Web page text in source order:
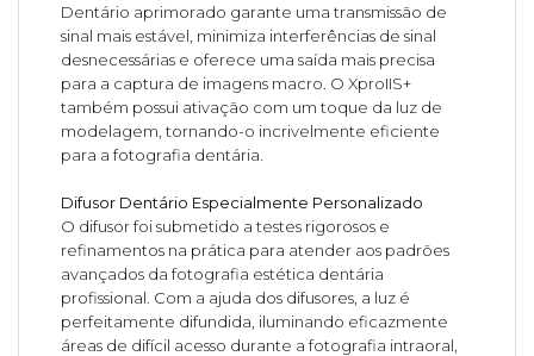
Dentário aprimorado garante uma transmissão de
sinal mais estável, minimiza interferências de sinal
desnecessárias e oferece uma saída mais precisa
para a captura de imagens macro. O XproIIS+
também possui ativação com um toque da luz de
modelagem, tornando-o incrivelmente eficiente
para a fotografia dentária.
Difusor Dentário Especialmente Personalizado
O difusor foi submetido a testes rigorosos e
refinamentos na prática para atender aos padrões
avançados da fotografia estética dentária
profissional. Com a ajuda dos difusores, a luz é
perfeitamente difundida, iluminando eficazmente
áreas de difícil acesso durante a fotografia intraoral,